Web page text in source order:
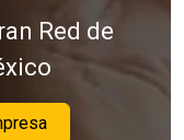
Red de